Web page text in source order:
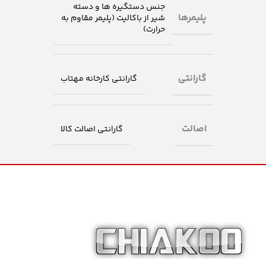
پلیمرها
جنس دستگیره ها و دسته
شیر از باکالیت (پلیمر مقاوم به
حرارت)
گارانتی گارانتی کارخانه مهتاب
اصالت گارانتی اصالت کالا